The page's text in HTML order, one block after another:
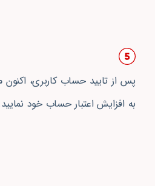
پس از تایید حساب کاربری،‌ اکنون
به افزایش اعتبار حساب خود